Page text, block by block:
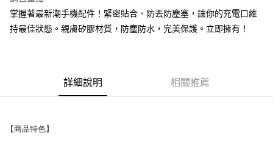
付款後全家取貨
每筆NT$65，滿NT$690(含以上)免運費
掌握著最新潮手機配件！緊密貼合、防丟防塵塞，讓你的充電口維
持最佳狀態。親膚矽膠材質，防塵防水，完美保護。立即擁有！
詳細說明 相關推薦
【商品特色】